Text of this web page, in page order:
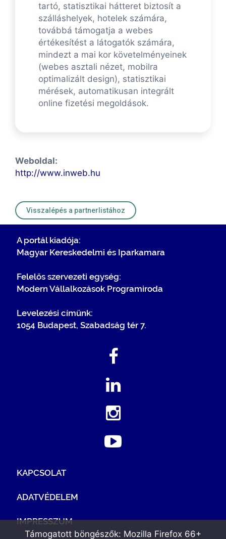
tartó, statisztikai hátteret biztosít a
szálláshelyek, hotelek számára,
továbbá támogatja a webes
értékesítést a látogatók számára,
mindezt a mai kor követelményeinek
(webes asztali nézet, mobilra
optimalizált design), statisztikai
mérések, automatikusan integrált
online fizetési megoldások.
Weboldal:
http://www.inweb.hu
Visszalépés a partnerlistához
A portál kiadója:
Magyar Kereskedelmi és Iparkamara
Felelős szervezeti egység:
Modern Vállalkozások Programiroda
Levelezési címünk:
1054 Budapest, Szabadság tér 7.
KAPCSOLAT
ADATVÉDELEM
IMPRESSZUM
Támogatott böngészők: Mozilla Firefox 66+